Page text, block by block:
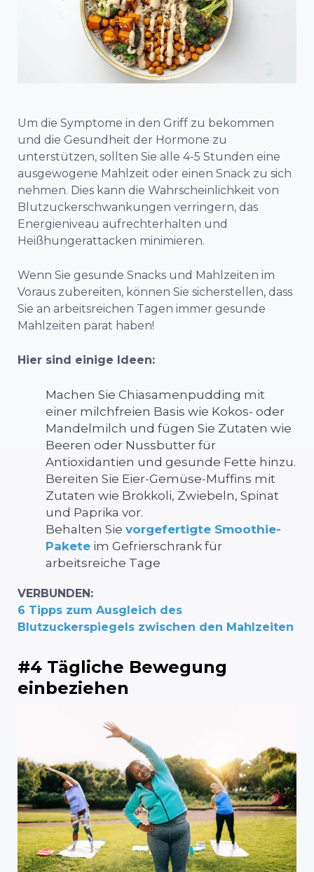
Um die Symptome in den Griff zu bekommen
und die Gesundheit der Hormone zu
unterstützen, sollten Sie alle 4-5 Stunden eine
ausgewogene Mahlzeit oder einen Snack zu sich
nehmen. Dies kann die Wahrscheinlichkeit von
Blutzuckerschwankungen verringern, das
Energieniveau aufrechterhalten und
Heißhungerattacken minimieren.
Wenn Sie gesunde Snacks und Mahlzeiten im
Voraus zubereiten, können Sie sicherstellen, dass
Sie an arbeitsreichen Tagen immer gesunde
Mahlzeiten parat haben!
Hier sind einige Ideen:
Machen Sie Chiasamenpudding mit
einer milchfreien Basis wie Kokos- oder
Mandelmilch und fügen Sie Zutaten wie
Beeren oder Nussbutter für
Antioxidantien und gesunde Fette hinzu.
Bereiten Sie Eier-Gemüse-Muffins mit
Zutaten wie Brokkoli, Zwiebeln, Spinat
und Paprika vor.
Behalten Sie vorgefertigte Smoothie-
Pakete im Gefrierschrank für
arbeitsreiche Tage
VERBUNDEN:
6 Tipps zum Ausgleich des
Blutzuckerspiegels zwischen den Mahlzeiten
#4 Tägliche Bewegung
einbeziehen